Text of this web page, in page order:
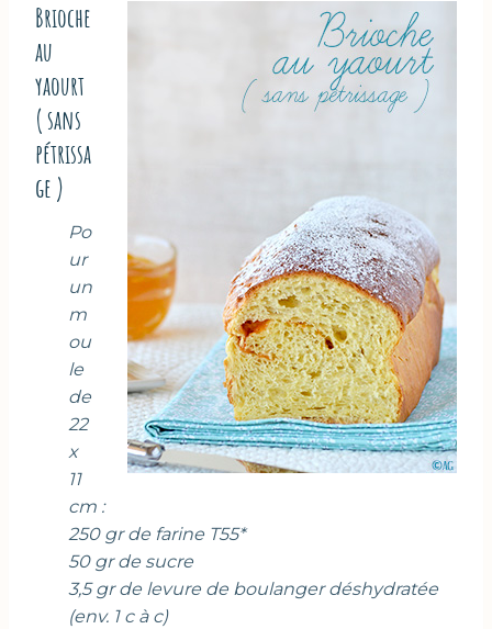
Brioche
au
yaourt
( sans
pétrissa
ge )
Po
ur
un
m
ou
le
de
22
x
11
cm :
250 gr de farine T55*
50 gr de sucre
3,5 gr de levure de boulanger déshydratée
(env. 1 c à c)